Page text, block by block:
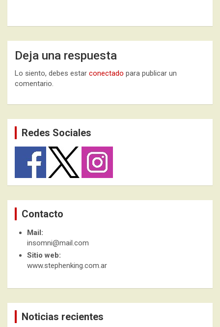
Deja una respuesta
Lo siento, debes estar conectado para publicar un
comentario.
Redes Sociales
Contacto
Mail:
insomni@mail.com
Sitio web:
www.stephenking.com.ar
Noticias recientes